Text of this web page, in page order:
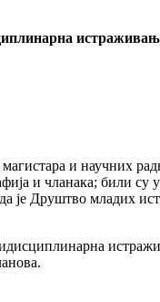
и научних
и чланака; били су
је Друштво младих